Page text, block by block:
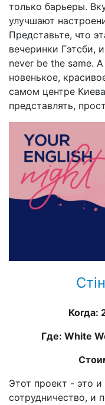
только барьеры.
улучшают
Представьте, что
вечеринки Гэтсби,
never be the same.
новенькое,
самом центре
представлять,
Когда:
Где: White
Этот проект - это
сотрудничество, и